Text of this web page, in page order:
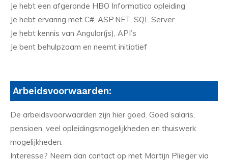
Je hebt een afgeronde HBO Informatica opleiding
Je hebt ervaring met C#, ASP.NET, SQL Server
Je hebt kennis van Angular(js), API’s
Je bent behulpzaam en neemt initiatief
Arbeidsvoorwaarden:
De arbeidsvoorwaarden zijn hier goed. Goed salaris,
pensioen, veel opleidingsmogelijkheden en thuiswerk
mogelijkheden.
Interesse? Neem dan contact op met Martijn Plieger via